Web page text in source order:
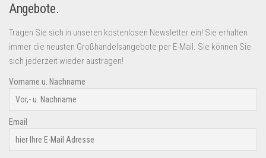
Angebote.
Tragen Sie sich in unseren kostenlosen Newsletter ein! Sie erhalten
immer die neusten Großhandelsangebote per E-Mail. Sie können Sie
sich jederzeit wieder austragen!
Vorname u. Nachname
Email